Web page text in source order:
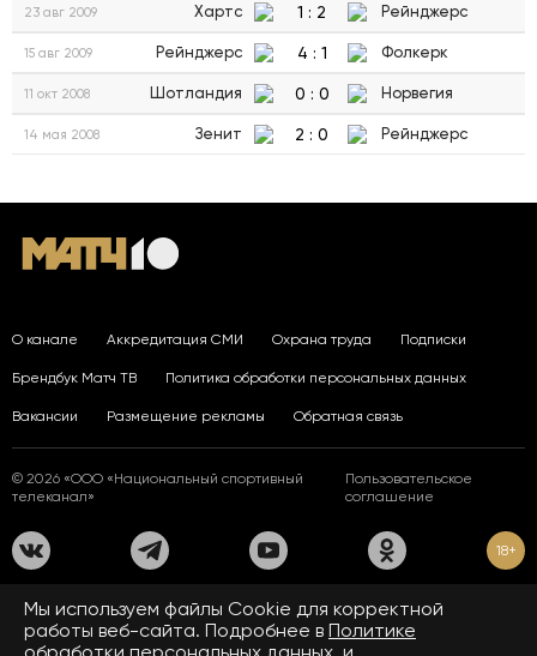
23 авг 2009 Хартс 1 : 2 Рейнджерс
15 авг 2009 Рейнджерс 4 : 1 Фолкерк
11 окт 2008 Шотландия 0 : 0 Норвегия
14 мая 2008 Зенит 2 : 0 Рейнджерс
О канале Аккредитация СМИ Охрана труда Подписки
Брендбук Матч ТВ Политика обработки персональных данных
Вакансии Размещение рекламы Обратная связь
© 2026 «ООО «Национальный спортивный
телеканал»
Пользовательское
соглашение
18+
На сайте применяются рекомендательные технологии. Подробнее
Правилах применения рекомендательных технологий.
Средство массовой информации сетевое издание «www.matchtv.ru»
Мы используем файлы Сookie для корректной
работы веб-сайта. Подробнее в Политике